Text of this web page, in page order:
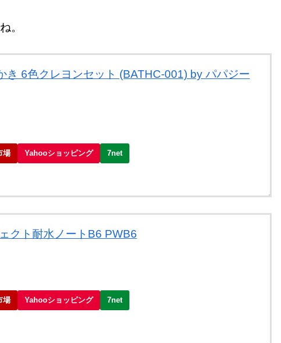
。
き 6色クレヨンセット (BATHC-001) by パパジー
場 Yahooショッピング 7net
クト耐水ノートB6 PWB6
場 Yahooショッピング 7net